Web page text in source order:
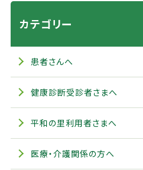
カテゴリー
患者さんへ
健康診断受診者さまへ
平和の里利用者さまへ
医療・介護関係の方へ